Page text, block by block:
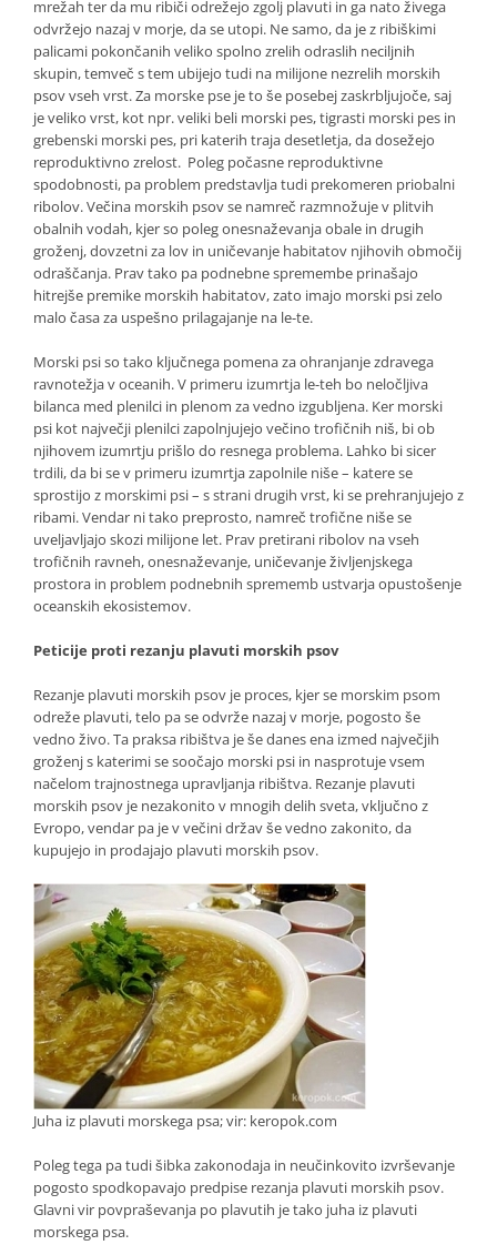
mrežah ter da mu ribiči odrežejo zgolj plavuti in ga nato živega
odvržejo nazaj v morje, da se utopi. Ne samo, da je z ribiškimi
palicami pokončanih veliko spolno zrelih odraslih neciljnih
skupin, temveč s tem ubijejo tudi na milijone nezrelih morskih
psov vseh vrst. Za morske pse je to še posebej zaskrbljujoče, saj
je veliko vrst, kot npr. veliki beli morski pes, tigrasti morski pes in
grebenski morski pes, pri katerih traja desetletja, da dosežejo
reproduktivno zrelost. Poleg počasne reproduktivne
spodobnosti, pa problem predstavlja tudi prekomeren priobalni
ribolov. Večina morskih psov se namreč razmnožuje v plitvih
obalnih vodah, kjer so poleg onesnaževanja obale in drugih
groženj, dovzetni za lov in uničevanje habitatov njihovih območij
odraščanja. Prav tako pa podnebne spremembe prinašajo
hitrejše premike morskih habitatov, zato imajo morski psi zelo
malo časa za uspešno prilagajanje na le-te.
Morski psi so tako ključnega pomena za ohranjanje zdravega
ravnotežja v oceanih. V primeru izumrtja le-teh bo neločljiva
bilanca med plenilci in plenom za vedno izgubljena. Ker morski
psi kot največji plenilci zapolnjujejo večino trofičnih niš, bi ob
njihovem izumrtju prišlo do resnega problema. Lahko bi sicer
trdili, da bi se v primeru izumrtja zapolnile niše – katere se
sprostijo z morskimi psi – s strani drugih vrst, ki se prehranjujejo z
ribami. Vendar ni tako preprosto, namreč trofične niše se
uveljavljajo skozi milijone let. Prav pretirani ribolov na vseh
trofičnih ravneh, onesnaževanje, uničevanje življenjskega
prostora in problem podnebnih sprememb ustvarja opustošenje
oceanskih ekosistemov.
Peticije proti rezanju plavuti morskih psov
Rezanje plavuti morskih psov je proces, kjer se morskim psom
odreže plavuti, telo pa se odvrže nazaj v morje, pogosto še
vedno živo. Ta praksa ribištva je še danes ena izmed največjih
groženj s katerimi se soočajo morski psi in nasprotuje vsem
načelom trajnostnega upravljanja ribištva. Rezanje plavuti
morskih psov je nezakonito v mnogih delih sveta, vključno z
Evropo, vendar pa je v večini držav še vedno zakonito, da
kupujejo in prodajajo plavuti morskih psov.
Juha iz plavuti morskega psa; vir: keropok.com
Poleg tega pa tudi šibka zakonodaja in neučinkovito izvrševanje
pogosto spodkopavajo predpise rezanja plavuti morskih psov.
Glavni vir povpraševanja po plavutih je tako juha iz plavuti
morskega psa.